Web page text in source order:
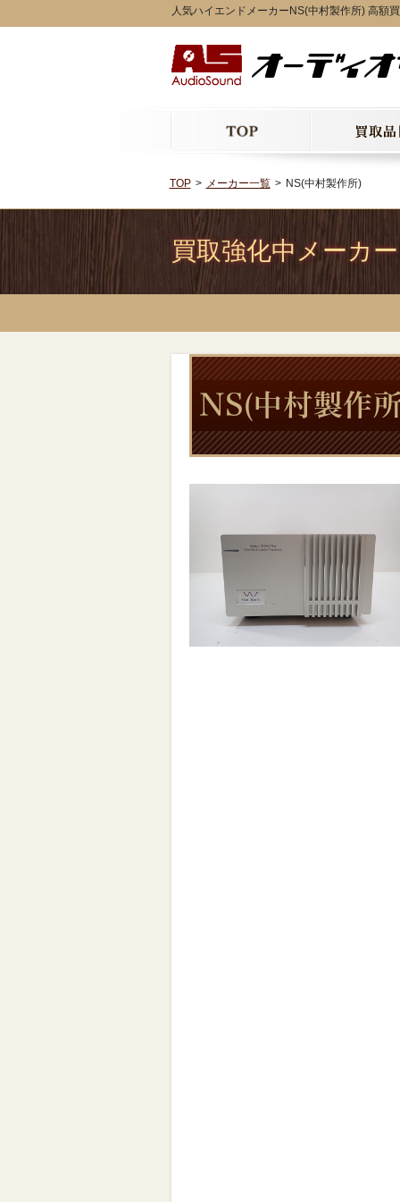
人気ハイエンドメーカーNS(中村製作所) 高額
TOP メーカー一覧 NS(中村製作所)
買取強化中メーカー